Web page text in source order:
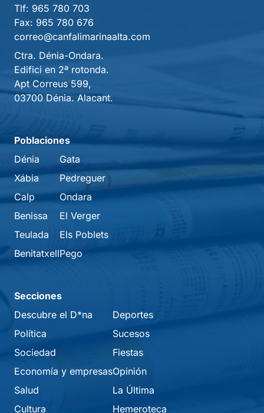
Tlf: 965 780 703
Fax: 965 780 676
correo@canfalimarinaalta.com
Ctra. Dénia-Ondara.
Edifici en 2ª rotonda.
Apt Correus 599,
03700 Dénia. Alacant.
Poblaciones
Dénia
Xábia
Calp
Benissa
Teulada
Benitatxell
Gata
Pedreguer
Ondara
El Verger
Els Poblets
Pego
Secciones
Descubre el D*na
Política
Sociedad
Economía y empresas
Salud
Cultura
Deportes
Sucesos
Fiestas
Opinión
La Última
Hemeroteca